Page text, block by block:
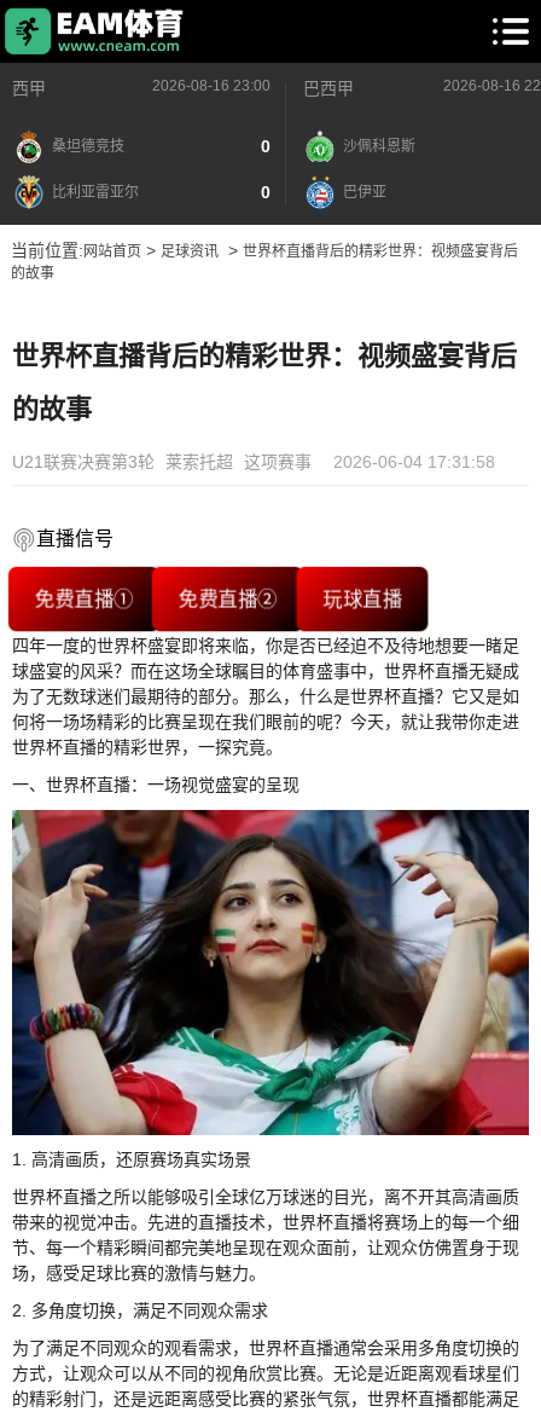
西甲 2026-08-16 23:00
桑坦德竞技 0
比利亚雷亚尔 0
巴西甲 2026-08-16
沙佩科恩斯
巴伊亚
当前位置: 网站首页> 足球资讯> 世界杯直播背后的精彩世界：视频盛宴背后
的故事
世界杯直播背后的精彩世界：视频盛宴背后
的故事
U21联赛决赛第3轮 莱索托超 这项赛事 2026-06-04 17:31:58
直播信号
免费直播① 免费直播② 玩球直播
四年一度的世界杯盛宴即将来临，你是否已经迫不及待地想要一睹足
球盛宴的风采？而在这场全球瞩目的体育盛事中，世界杯直播无疑成
为了无数球迷们最期待的部分。那么，什么是世界杯直播？它又是如
何将一场场精彩的比赛呈现在我们眼前的呢？今天，就让我带你走进
世界杯直播的精彩世界，一探究竟。
一、世界杯直播：一场视觉盛宴的呈现
1. 高清画质，还原赛场真实场景
世界杯直播之所以能够吸引全球亿万球迷的目光，离不开其高清画质
带来的视觉冲击。先进的直播技术，世界杯直播将赛场上的每一个细
节、每一个精彩瞬间都完美地呈现在观众面前，让观众仿佛置身于现
场，感受足球比赛的激情与魅力。
2. 多角度切换，满足不同观众需求
为了满足不同观众的观看需求，世界杯直播通常会采用多角度切换的
方式，让观众可以从不同的视角欣赏比赛。无论是近距离观看球星们
的精彩射门，还是远距离感受比赛的紧张气氛，世界杯直播都能满足